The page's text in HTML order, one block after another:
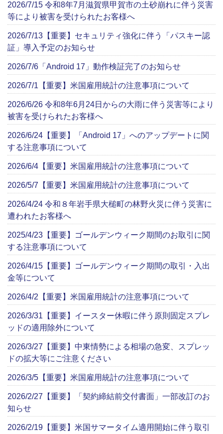
2026/7/15 令和8年7月滋賀県甲賀市の土砂崩れに伴う災害
等により被害を受けられたお客様へ
2026/7/13【重要】セキュリティ強化に伴う「パスキー認
証」導入予定のお知らせ
2026/7/6「Android 17」動作検証完了のお知らせ
2026/7/1【重要】米国雇用統計の注意事項について
2026/6/26 令和8年6月24日からの大雨に伴う災害等により
被害を受けられたお客様へ
2026/6/24【重要】「Android 17」へのアップデートに関
する注意事項について
2026/6/4【重要】米国雇用統計の注意事項について
2026/5/7【重要】米国雇用統計の注意事項について
2026/4/24 令和８年岩手県大槌町の林野火災に伴う災害に
遭われたお客様へ
2025/4/23【重要】ゴールデンウィーク期間のお取引に関
する注意事項について
2026/4/15【重要】ゴールデンウィーク期間の取引・入出
金等について
2026/4/2【重要】米国雇用統計の注意事項について
2026/3/31【重要】イースター休暇に伴う原則固定スプレ
ッドの適用除外について
2026/3/27【重要】中東情勢による相場の急変、スプレッ
ドの拡大等にご注意ください
2026/3/5【重要】米国雇用統計の注意事項について
2026/2/27【重要】「契約締結前交付書面」一部改訂のお
知らせ
2026/2/19【重要】米国サマータイム適用開始に伴う取引